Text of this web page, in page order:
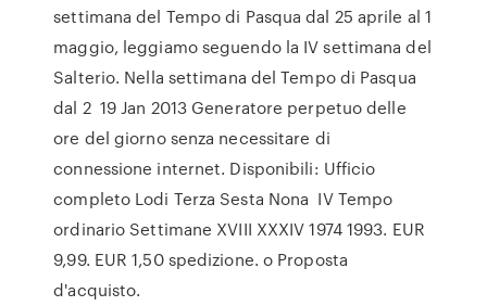
settimana del Tempo di Pasqua dal 25 aprile al 1
maggio, leggiamo seguendo la IV settimana del
Salterio. Nella settimana del Tempo di Pasqua
dal 2 19 Jan 2013 Generatore perpetuo delle
ore del giorno senza necessitare di
connessione internet. Disponibili: Ufficio
completo Lodi Terza Sesta Nona IV Tempo
ordinario Settimane XVIII XXXIV 1974 1993. EUR
9,99. EUR 1,50 spedizione. o Proposta
d'acquisto.